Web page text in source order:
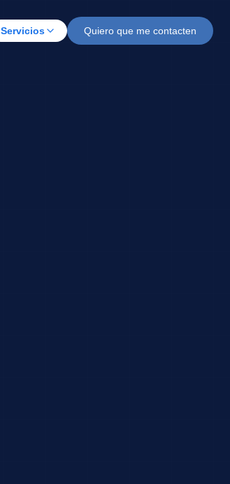
Servicios Quiero que me contacten